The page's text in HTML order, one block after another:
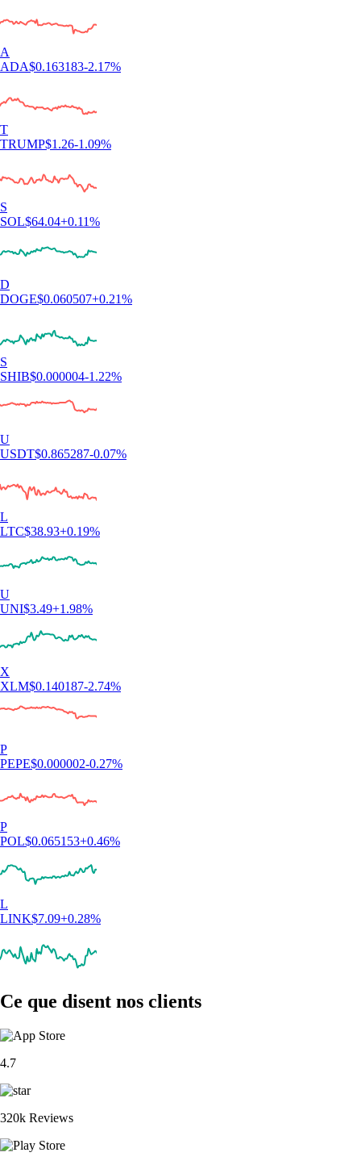
A
ADA$0.163183-2.17%
T
TRUMP$1.26-1.09%
S
SOL$64.04+0.11%
D
DOGE$0.060507+0.21%
S
SHIB$0.000004-1.22%
U
USDT$0.865287-0.07%
L
LTC$38.93+0.19%
U
UNI$3.49+1.98%
X
XLM$0.140187-2.74%
P
PEPE$0.000002-0.27%
P
POL$0.065153+0.46%
L
LINK$7.09+0.28%
Ce que disent nos clients
4.7
320k Reviews